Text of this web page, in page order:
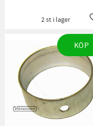
2 st i lager
KÖP